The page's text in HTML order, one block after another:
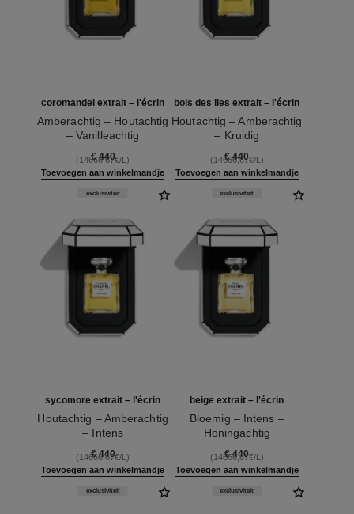
coromandel extrait – l'écrin
Amberachtig – Houtachtig
– Vanilleachtig
€ 440
(14666,67€/L)
Toevoegen aan winkelmandje
bois des iles extrait – l'écrin
Houtachtig – Amberachtig
– Kruidig
€ 440
(14666,67€/L)
Toevoegen aan winkelmandje
sycomore extrait – l'écrin
Houtachtig – Amberachtig
– Intens
exclusiviteit
€ 440
(14666,67€/L)
Toevoegen aan winkelmandje
beige extrait – l'écrin
Bloemig – Intens –
Honingachtig
exclusiviteit
€ 440
(14666,67€/L)
Toevoegen aan winkelmandje
exclusiviteit exclusiviteit